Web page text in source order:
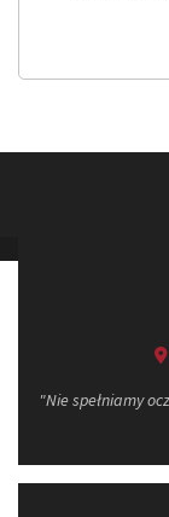
"Nie spełniamy